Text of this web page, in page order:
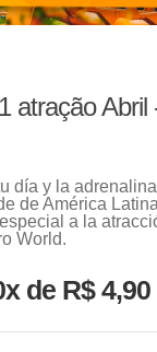
atração Abril
día y la
de América
a la
World.
de R$ 4,90